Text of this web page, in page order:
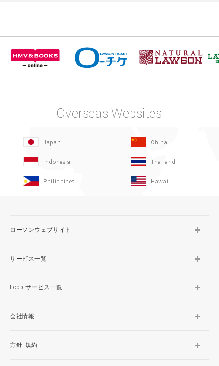
Overseas Websites
Japan China
Indonesia Thailand
Philippines Hawaii
ローソンウェブサイト
サービス一覧
Loppiサービス一覧
会社情報
方針･規約